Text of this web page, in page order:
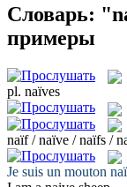
Словарь:
примеры
pl. naïves
naïf / naïve / naïfs /
Je suis un mouton